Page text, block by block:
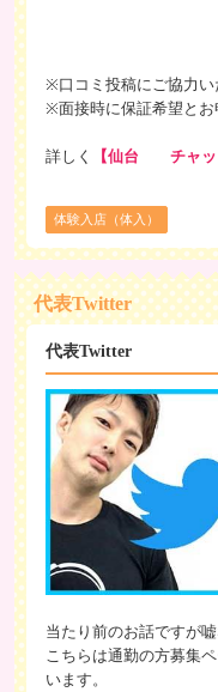
※口コミ投稿にご協力
※面接時に保証希望と
詳しく 【仙台 チャッ
体験入店（体入）
代表Twitter
代表Twitter
当たり前のお話ですが
こちらは通勤の方募集
います。